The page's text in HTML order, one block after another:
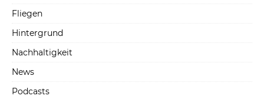
Fliegen
Hintergrund
Nachhaltigkeit
News
Podcasts